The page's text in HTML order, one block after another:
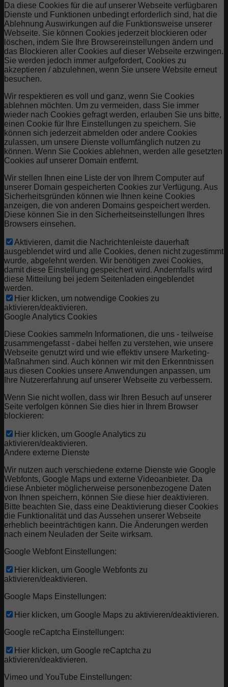
Da diese Cookies für die auf unserer Webseite verfügbaren
Dienste und Funktionen unbedingt erforderlich sind, hat die
Ablehnung Auswirkungen auf die Funktionsweise unserer
Webseite. Sie können Cookies jederzeit blockieren oder
löschen, indem Sie Ihre Browsereinstellungen ändern und
das Blockieren aller Cookies auf dieser Webseite erzwingen.
Sie werden jedoch immer aufgefordert, Cookies zu
akzeptieren / abzulehnen, wenn Sie unsere Website erneut
besuchen.
Wir respektieren es voll und ganz, wenn Sie Cookies
ablehnen möchten. Um zu vermeiden, dass Sie immer
wieder nach Cookies gefragt werden, erlauben Sie uns bitte,
einen Cookie für Ihre Einstellungen zu speichern. Sie
können sich jederzeit abmelden oder andere Cookies
zulassen, um unsere Dienste vollumfänglich nutzen zu
können. Wenn Sie Cookies ablehnen, werden alle gesetzten
Cookies auf unserer Domain entfernt.
Wir stellen Ihnen eine Liste der von Ihrem Computer auf
unserer Domain gespeicherten Cookies zur Verfügung. Aus
Sicherheitsgründen können wie Ihnen keine Cookies
anzeigen, die von anderen Domains gespeichert werden.
Diese können Sie in den Sicherheitseinstellungen Ihres
Browsers einsehen.
Aktivieren, damit die Nachrichtenleiste dauerhaft
ausgeblendet wird und alle Cookies, denen nicht zugestimmt
wurde, abgelehnt werden. Wir benötigen zwei Cookies,
damit diese Einstellung gespeichert wird. Andernfalls wird
diese Mitteilung bei jedem Seitenladen eingeblendet
werden.
Hier klicken, um notwendige Cookies zu
aktivieren/deaktivieren.
Google Analytics Cookies
Diese Cookies sammeln Informationen, die uns - teilweise
zusammengefasst - dabei helfen zu verstehen, wie unsere
Webseite genutzt wird und wie effektiv unsere Marketing-
Maßnahmen sind. Auch können wir mit den Erkenntnissen
aus diesen Cookies unsere Anwendungen anpassen, um
Ihre Nutzererfahrung auf unserer Webseite zu verbessern.
Wenn Sie nicht wollen, dass wir Ihren Besuch auf unserer
Seite verfolgen können Sie dies hier in Ihrem Browser
blockieren:
Hier klicken, um Google Analytics zu
aktivieren/deaktivieren.
Andere externe Dienste
Wir nutzen auch verschiedene externe Dienste wie Google
Webfonts, Google Maps und externe Videoanbieter. Da
diese Anbieter möglicherweise personenbezogene Daten
von Ihnen speichern, können Sie diese hier deaktivieren.
Bitte beachten Sie, dass eine Deaktivierung dieser Cookies
die Funktionalität und das Aussehen unserer Webseite
erheblich beeinträchtigen kann. Die Änderungen werden
nach einem Neuladen der Seite wirksam.
Google Webfont Einstellungen:
Hier klicken, um Google Webfonts zu
aktivieren/deaktivieren.
Google Maps Einstellungen:
Hier klicken, um Google Maps zu aktivieren/deaktivieren.
Google reCaptcha Einstellungen:
Hier klicken, um Google reCaptcha zu
aktivieren/deaktivieren.
Vimeo und YouTube Einstellungen: